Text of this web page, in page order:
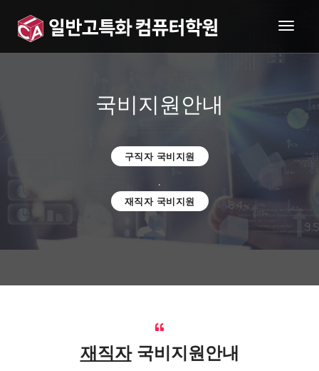
국비지원안내
구직자 국비지원
•
재직자 국비지원
재직자국비지원안내